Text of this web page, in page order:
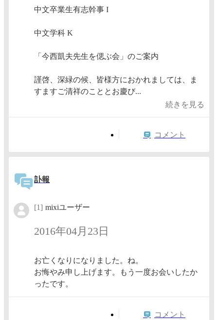
中文卒業生有志幹事 I
中文学科 K
「今西凱夫先生を偲ぶ会」のご案内
謹啓、深緑の候、皆様方におかれましては、ま
すますご清祥のこととお慶び...
続きを見る
コメント
訃報
[1] mixiユーザー
2016年04月23日
お亡くなりになりました。ね。
お悔やみ申し上げます。もう一度お会いしたか
ったです。
コメント